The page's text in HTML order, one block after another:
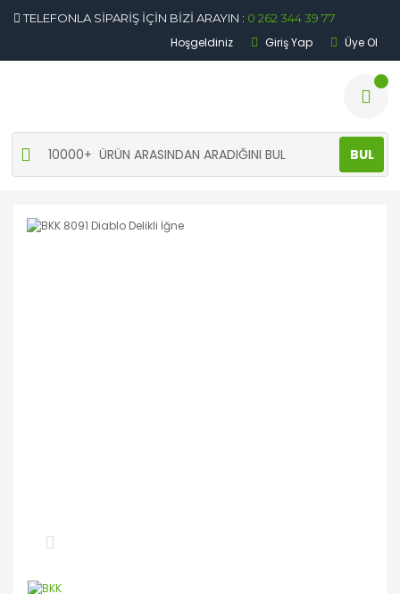
TELEFONLA SİPARİŞ İÇİN BİZİ ARAYIN : 0 262 344 39 77
Hoşgeldiniz Giriş Yap Üye Ol
BUL